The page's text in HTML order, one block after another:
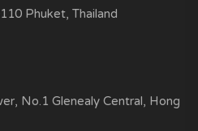
Phuket, Thailand
No.1 Glenealy Central, Hong